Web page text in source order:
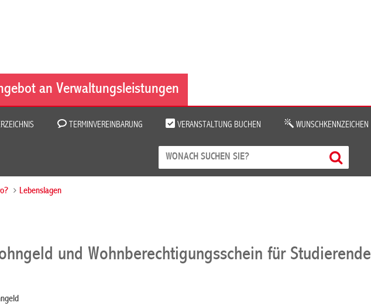
an Verwaltungsleistungen
TERMINVEREINBARUNG VERANSTALTUNG BUCHEN WUNSCHKENNZEICHEN
Lebenslagen
und Wohnberechtigungsschein für Studierende